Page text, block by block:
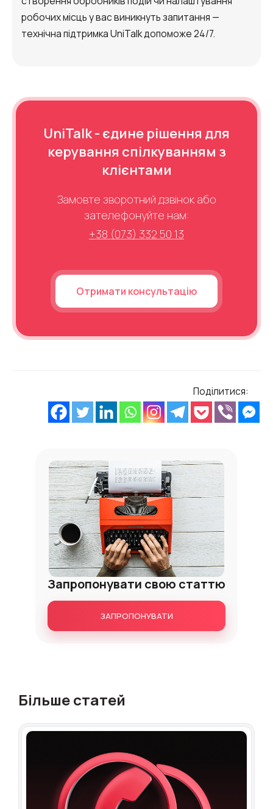
робочих місць у вас виникнуть запитання —
технічна підтримка UniTalk допоможе 24/7.
UniTalk - єдине рішення для
керування спілкуванням з
клієнтами
Замовте зворотний дзвінок або
зателефонуйте нам:
+38 (073) 332 50 13
Отримати консультацію
Поділитися:
Запропонувати свою статтю
ЗАПРОПОНУВАТИ
Більше статей